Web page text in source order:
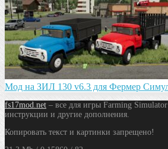
Мод на ЗИЛ 130 v6.3 для Фермер
fs17mod.net – все для игры Farming
инструкции и другие дополнения.
Копировать текст и картинки запрещено!